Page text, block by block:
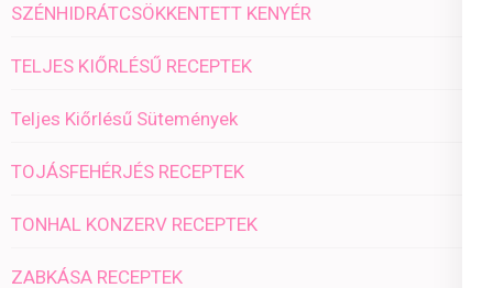
SZÉNHIDRÁTCSÖKKENTETT KENYÉR
TELJES KIŐRLÉSŰ RECEPTEK
Teljes Kiőrlésű Sütemények
TOJÁSFEHÉRJÉS RECEPTEK
TONHAL KONZERV RECEPTEK
ZABKÁSA RECEPTEK